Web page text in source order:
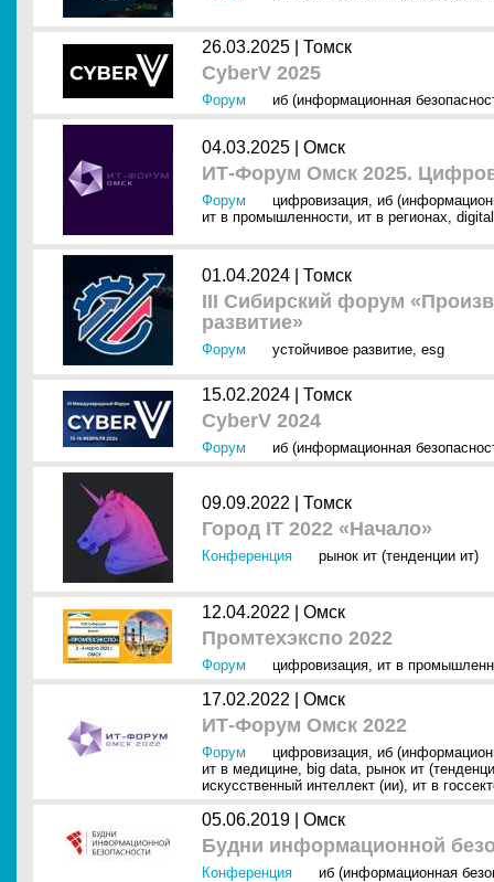
26.03.2025 | Томск
CyberV 2025
Форум иб (информационная
04.03.2025 | Омск
ИТ-Форум Омск 2025.
Форум цифровизация, иб
ит в промышленности, ит в регионах,
01.04.2024 | Томск
III Сибирский форум
развитие»
Форум устойчивое развитие, esg
15.02.2024 | Томск
CyberV 2024
Форум иб (информационная
09.09.2022 | Томск
Город IT 2022 «Начало»
Конференция рынок ит (тенденции ит)
12.04.2022 | Омск
Промтехэкспо 2022
Форум цифровизация, ит в
17.02.2022 | Омск
ИТ-Форум Омск 2022
Форум цифровизация, иб
ит в медицине, big data, рынок ит
искусственный интеллект (ии), ит в
05.06.2019 | Омск
Будни информационной
Конференция иб (информационная